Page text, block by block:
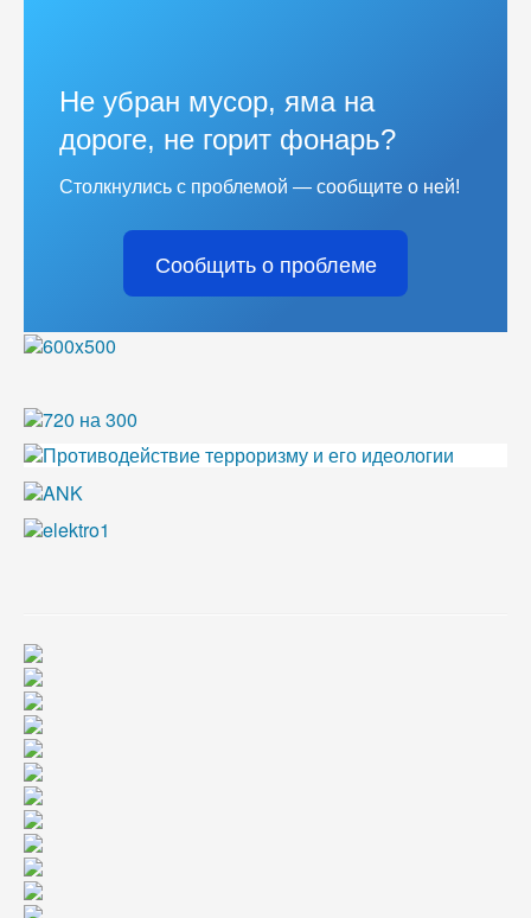
Не убран мусор, яма на
дороге, не горит фонарь?
Столкнулись с проблемой — сообщите о ней!
Сообщить о проблеме